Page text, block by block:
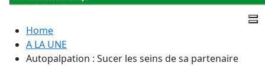
Home
A LA UNE
Autopalpation : Sucer les seins de sa partenaire